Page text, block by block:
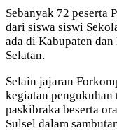
Sebanyak 72 peserta
dari siswa siswi
ada di Kabupaten
Selatan.
Selain jajaran
kegiatan pengukuhan
paskibraka beserta
Sulsel dalam